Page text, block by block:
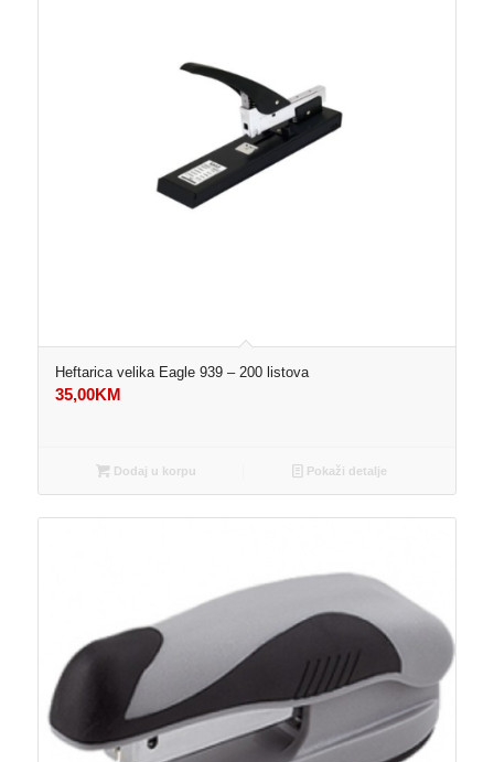
Heftarica velika Eagle 939 – 200 listova
35,00KM
Dodaj u korpu Pokaži detalje